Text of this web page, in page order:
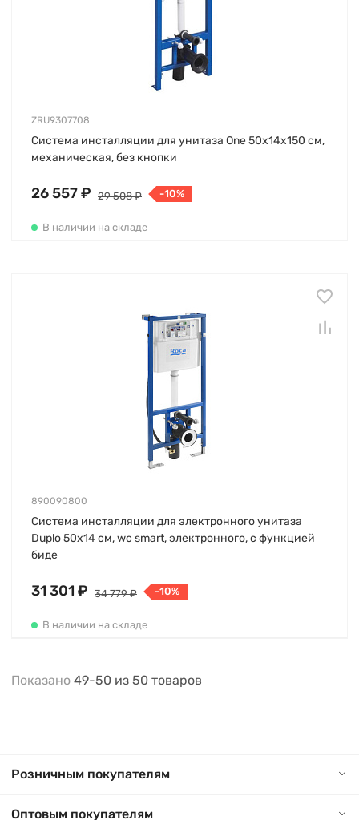
ZRU9307708
Система инсталляции для унитаза One 50х14х150 см,
механическая, без кнопки
26 557 ₽ 29 508 ₽ -10%
В наличии на складе
890090800
Система инсталляции для электронного унитаза
Duplo 50х14 см, wc smart, электронного, с функцией
биде
31 301 ₽ 34 779 ₽ -10%
В наличии на складе
Показано 49-50 из 50 товаров
Розничным покупателям
Оптовым покупателям